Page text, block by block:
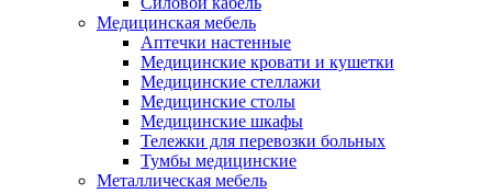
Медицинская мебель
Аптечки настенные
Медицинские кровати и кушетки
Медицинские стеллажи
Медицинские столы
Медицинские шкафы
Тележки для перевозки больных
Тумбы медицинские
Металлическая мебель